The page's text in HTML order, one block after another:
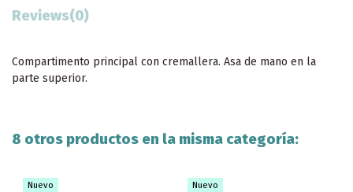
Reviews(0)
Compartimento principal con cremallera. Asa de mano en la
parte superior.
8 otros productos en la misma categoría:
Nuevo Nuevo